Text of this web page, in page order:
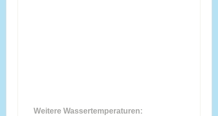
Weitere Wassertemperaturen: